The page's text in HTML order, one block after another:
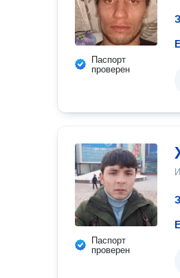
Паспорт
проверен
Паспорт
проверен